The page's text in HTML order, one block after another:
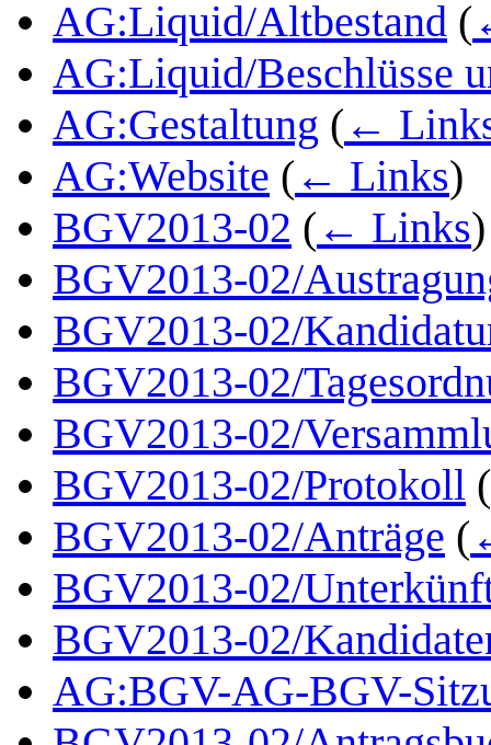
AG:Liquid/Altbestand (
AG:Liquid/Beschlüsse
AG:Gestaltung ( ←
AG:Website ( ← Links)
BGV2013-02 ( ← Links)
BGV2013-02/
BGV2013-02/
BGV2013-02/
BGV2013-02/
BGV2013-02/Protokoll (
BGV2013-02/Anträge (
BGV2013-02/
BGV2013-02/
AG:BGV-AG-BGV-